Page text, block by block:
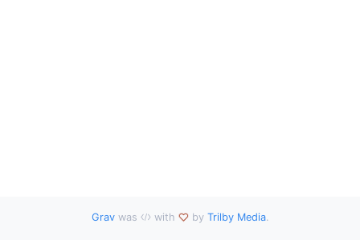
Gravwas with by Trilby Media.